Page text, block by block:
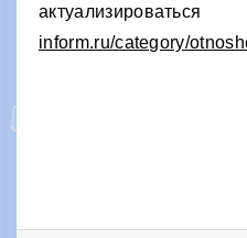
inform.ru/category/